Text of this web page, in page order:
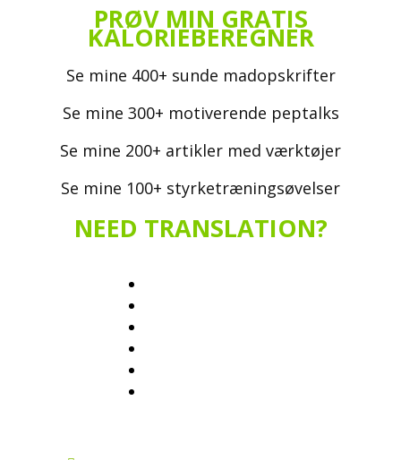
PRØV MIN GRATIS
KALORIEBEREGNER
Se mine 400+ sunde madopskrifter
Se mine 300+ motiverende peptalks
Se mine 200+ artikler med værktøjer
Se mine 100+ styrketræningsøvelser
NEED TRANSLATION?